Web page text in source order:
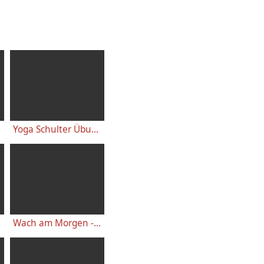
Yoga Schulter Übungen - für starke gesunde Schultern, gegen Schulterschmerzen
Wach am Morgen - 10 Minuten Yogastunde für Energie